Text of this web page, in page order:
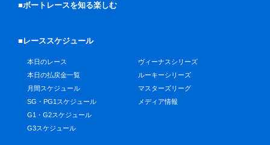
■ボートレースを知る楽しむ
■レーススケジュール
本日のレース
本日の払戻金一覧
月間スケジュール
SG・PG1スケジュール
G1・G2スケジュール
G3スケジュール
ヴィーナスシリーズ
ルーキーシリーズ
マスターズリーグ
メディア情報